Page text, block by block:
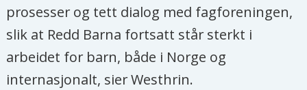
prosesser og tett dialog med fagforeningen,
slik at Redd Barna fortsatt står sterkt i
arbeidet for barn, både i Norge og
internasjonalt, sier Westhrin.